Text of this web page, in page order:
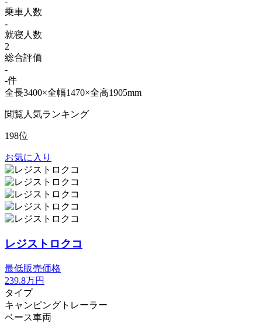
乗車人数
-
就寝人数
2
総合評価
-
-件
全長3400×全幅1470×全高1905mm
閲覧人気ランキング
198位
お気に入り
レジストロクコ
最低販売価格
239.8万円
タイプ
キャンピングトレーラー
ベース車両